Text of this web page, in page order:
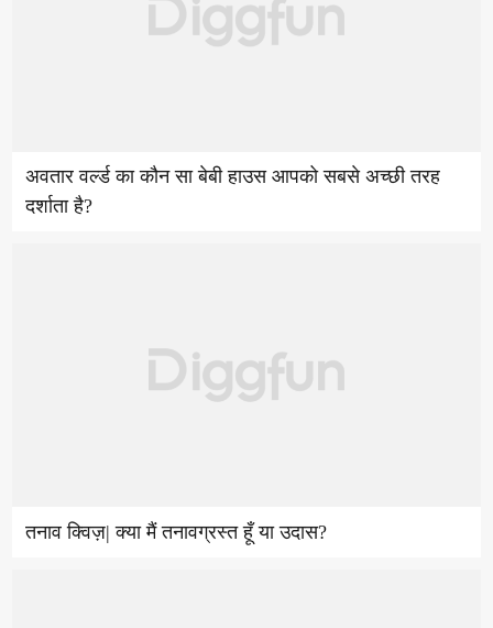
अवतार वर्ल्ड का कौन सा बेबी हाउस आपको सबसे अच्छी तरह
दर्शाता है?
तनाव क्विज़| क्या मैं तनावग्रस्त हूँ या उदास?